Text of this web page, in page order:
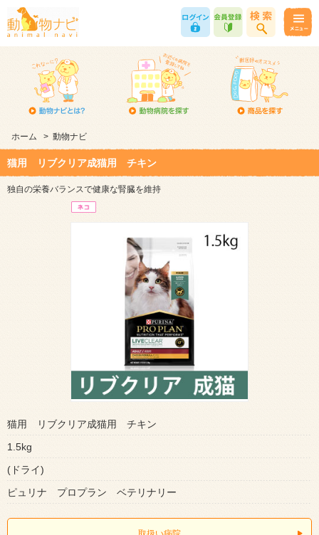
ホーム > 動物ナビ
猫用 リブクリア成猫用 チキン
独自の栄養バランスで健康な腎臓を維持
猫用 リブクリア成猫用 チキン
1.5kg
(ドライ)
ピュリナ プロプラン ベテリナリー